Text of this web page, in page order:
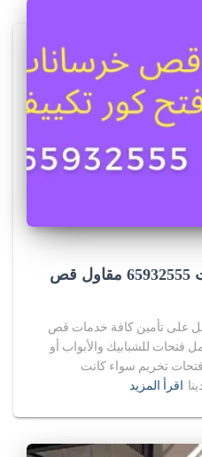
فني قص خرسانة الكويت 65932555 مقاول قص
على تأمين كافة خدمات قص
فتحات للشبابيك والأبواب أو
تخريم سواء كانت
اقرأ المزيد